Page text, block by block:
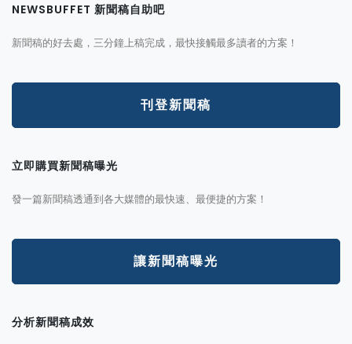
NEWSBUFFET 新聞稿自助吧
新聞稿的好去處，三分鐘上稿完成，最快接觸最多讀者的方案！
刊登新聞稿
立即購買新聞稿曝光
發一篇新聞稿透通到各大媒體的最快速、最便捷的方案！
讓新聞稿曝光
分析新聞稿成效